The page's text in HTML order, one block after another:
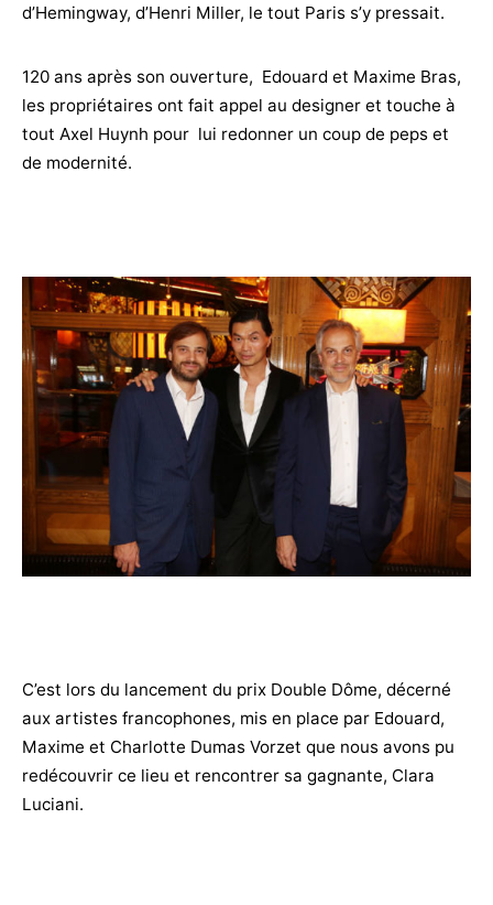
d’Hemingway, d’Henri Miller, le tout Paris s’y pressait.
120 ans après son ouverture, Edouard et Maxime Bras,
les propriétaires ont fait appel au designer et touche à
tout Axel Huynh pour lui redonner un coup de peps et
de modernité.
C’est lors du lancement du prix Double Dôme, décerné
aux artistes francophones, mis en place par Edouard,
Maxime et Charlotte Dumas Vorzet que nous avons pu
redécouvrir ce lieu et rencontrer sa gagnante, Clara
Luciani.